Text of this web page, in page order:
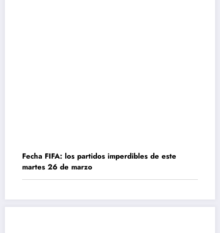
Fecha FIFA: los partidos imperdibles de este
martes 26 de marzo